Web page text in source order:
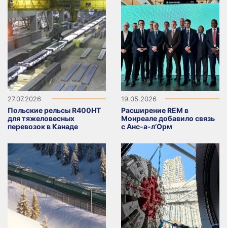
27.07.2026
Польские рельсы R400HT
для тяжеловесных
перевозок в Канаде
19.05.2026
Расширение REM в
Монреале добавило связь
с Анс-а-л’Орм